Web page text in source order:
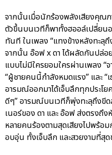
จากนั้นเมื่อนักร้องพลังเสียงคุณ
ตัวขึ้นบนเวทีก็พาทั้งฮออล์เปลี่ยน
ทันที ในเพลง “แทงข้างหลังทะ
จากนั้น อ๊อฟ x ดา ได้ผลัดกันปล่อ
แบบไม่มีใครยอมใครผ่านเพลง “จ
“ผู้ชายคนนี้กำลังหมดแรง” และ
อารมณ์ออกมาได้เจ็บลึกทุกประโย
ดีๆ” อารมณ์บนเวทีก็พุ่งทะลุถึงขี
เนอร์ของ ดา และ อ๊อฟ ส่งตรงถึง
หลายคนร้องตามสุดเสียงไปพร้อ
อบอุ่น ทั้งเจ็บลึก และสวยงามที่สุ